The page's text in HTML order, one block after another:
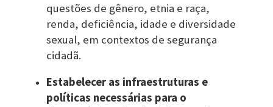
questões de gênero, etnia e raça,
renda, deficiência, idade e diversidade
sexual, em contextos de segurança
cidadã.
Estabelecer as infraestruturas e
políticas necessárias para o